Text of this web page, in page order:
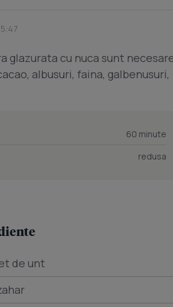
glazurata cu nuca sunt
albusuri, faina, galbenusuri,
60 minute
redusa
de unt